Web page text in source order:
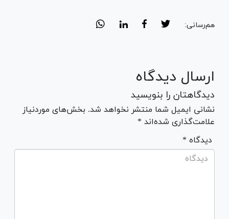
هم‌رسانی:
ارسال دیدگاه
دیدگاهتان را بنویسید
نشانی ایمیل شما منتشر نخواهد شد. بخش‌های موردنیاز
علامت‌گذاری شده‌اند *
* دیدگاه